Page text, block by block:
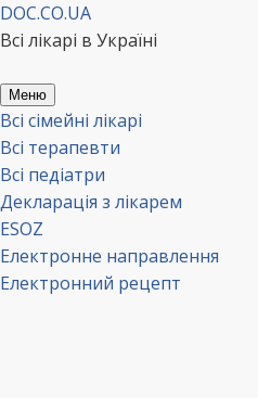
Перейти
до
DOC.CO.UA
Всі лікарі в Україні
Меню
Всі сімейні лікарі
Всі терапевти
Всі педіатри
Декларація з лікарем
ESOZ
Електронне направлення
Електронний рецепт